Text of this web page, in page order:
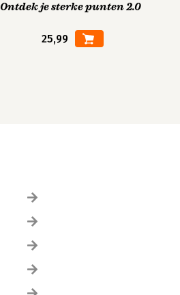
Ontdek je sterke punten 2.0
25,99